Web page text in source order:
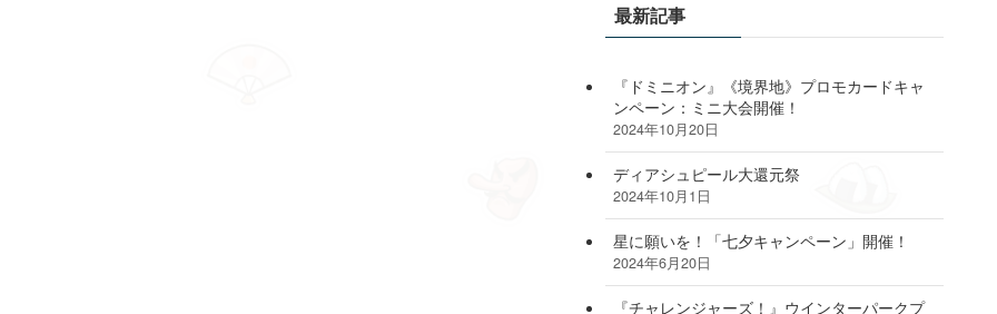
最新記事
『ドミニオン』《境界地》プロモカードキャ
ンペーン：ミニ大会開催！
2024年10月20日
ディアシュピール大還元祭
2024年10月1日
星に願いを！「七夕キャンペーン」開催！
2024年6月20日
『チャレンジャーズ！』ウインターパークプ